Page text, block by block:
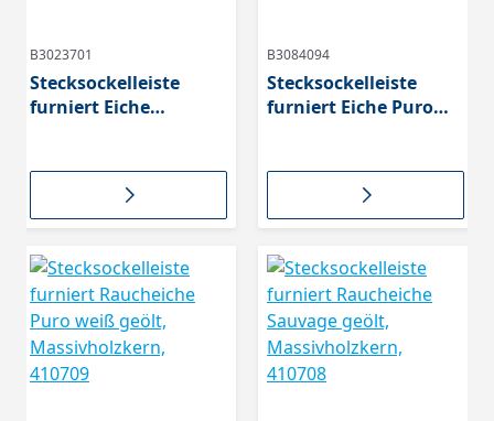
B3023701
Stecksockelleiste
furniert Eiche
409733
B3084094
Stecksockelleiste
furniert Eiche Puro
406907